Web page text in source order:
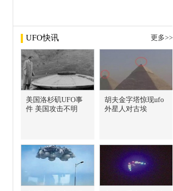
UFO快讯 更多>>
美国洛杉矶UFO事
件 美国攻击不明
胡夫金字塔惊现ufo
外星人对古埃